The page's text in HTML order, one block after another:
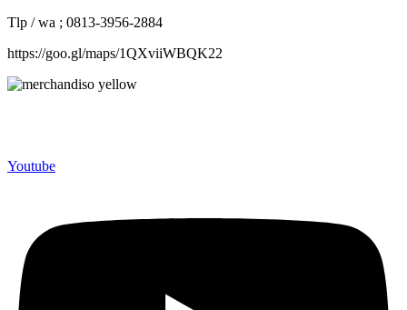
Tlp / wa ; 0813-3956-2884
https://goo.gl/maps/1QXviiWBQK22
Youtube